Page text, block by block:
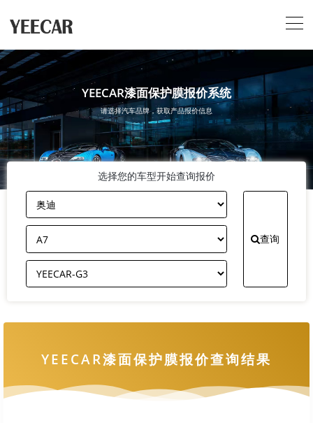
YEECAR漆面保护膜报价系统
请选择汽车品牌，获取产品报价信息
选择您的车型开始查询报价
查询
YEECAR漆面保护膜报价查询结果